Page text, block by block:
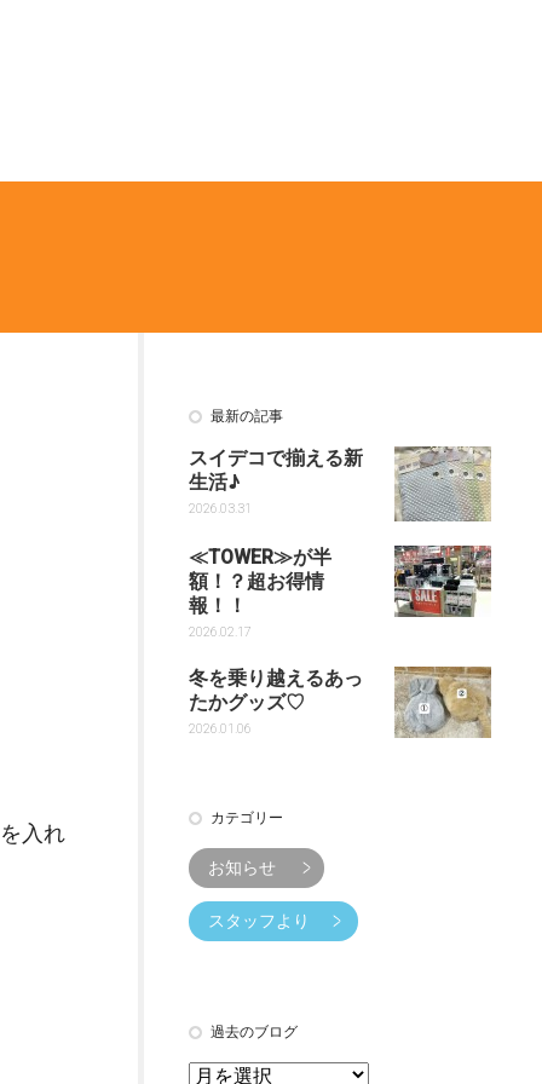
入れ
最新の記事
スイデコで揃える新
生活♪
2026.03.31
≪TOWER≫が半
額！？超お得情
報！！
2026.02.17
冬を乗り越えるあっ
たかグッズ♡
2026.01.06
カテゴリー
お知らせ
スタッフより
過去のブログ